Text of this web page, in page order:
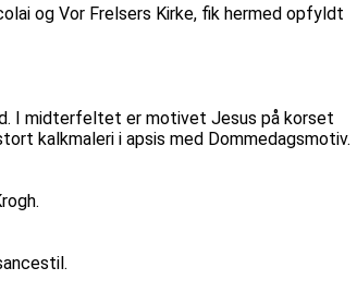
og Vor Frelsers Kirke, fik hermed opfyldt
I midterfeltet er motivet Jesus på korset
kalkmaleri i apsis med Dommedagsmotiv.